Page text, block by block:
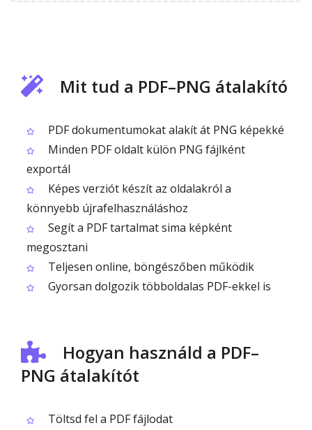
Mit tud a PDF–PNG átalakító
PDF dokumentumokat alakít át PNG képekké
Minden PDF oldalt külön PNG fájlként
exportál
Képes verziót készít az oldalakról a
könnyebb újrafelhasználáshoz
Segít a PDF tartalmat sima képként
megosztani
Teljesen online, böngészőben működik
Gyorsan dolgozik többoldalas PDF-ekkel is
Hogyan használd a PDF–
PNG átalakítót
Töltsd fel a PDF fájlodat